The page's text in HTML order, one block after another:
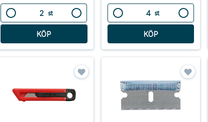
st st